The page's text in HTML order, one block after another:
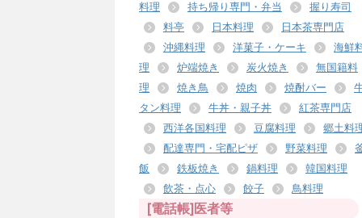
料理
持ち帰り専門・弁当
握り寿司
料亭
日本料理
日本茶専門店
沖縄料理
洋菓子・ケーキ
海鮮
理
炉端焼き 炭火焼き
無国籍料
理
焼き鳥 焼肉 焼酎バー
タン料理
牛丼・親子丼
紅茶専門店
西洋各国料理
豆腐料理
郷土料
配達専門・宅配ピザ
野菜料理
飯
鉄板焼き 鍋料理
韓国料理
飲茶・点心
餃子 鳥料理
[電話帳]医者等